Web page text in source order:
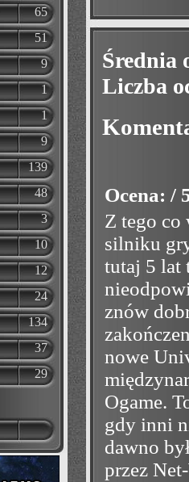
65
51
9
1
1
9
139
48
3
10
12
24
134
37
29
Średnia
Liczba
Ocena: /
Z tego co
silniku
tutaj 5 lat
znów
nowe
Ogame.
gdy inni
dawno
przez